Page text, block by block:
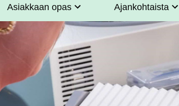
Asiakkaan opas Ajankohtaista